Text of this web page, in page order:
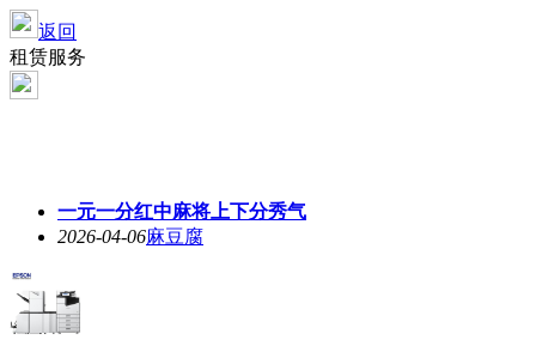
返回
租赁服务
一元一分红中麻将上下分秀气
2026-04-06麻豆腐